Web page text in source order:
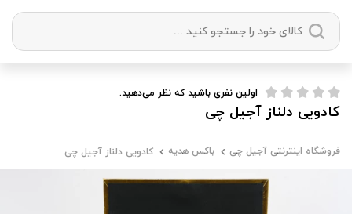
دسته بندی ها
آجیل میوه خشک
فروشگاه اینترنتی آجیل چی باکس هدیه کادویی دلناز آجیل چی
اولین نفری باشید که نظر می‌دهید.
کادویی دلناز آجیل چی